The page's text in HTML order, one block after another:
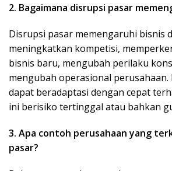
2. Bagaimana disrupsi pasar
Disrupsi pasar memengaruhi bisnis
meningkatkan kompetisi,
bisnis baru, mengubah perilaku
mengubah operasional perusahaan.
dapat beradaptasi dengan cepat
ini berisiko tertinggal atau bahkan
3. Apa contoh perusahaan yang
pasar?